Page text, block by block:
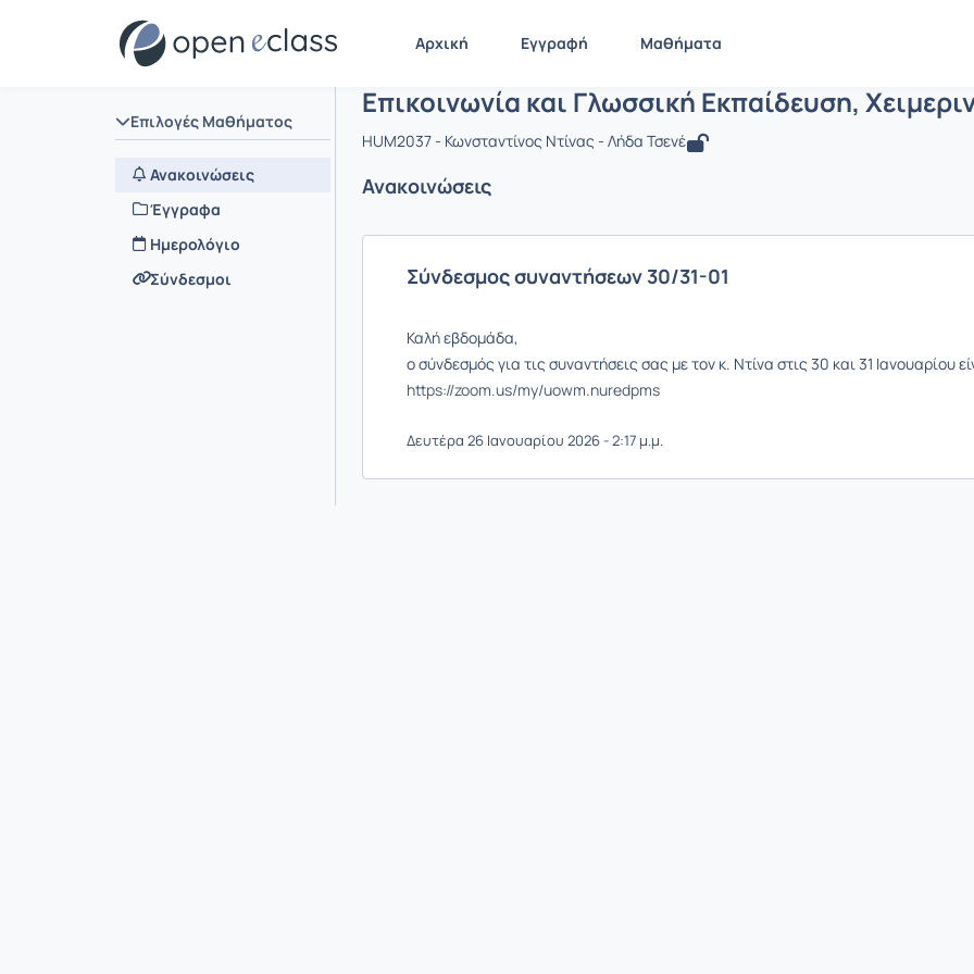
Αρχική Εγγραφή Μαθήματα
Επιλογές Μαθήματος
Ανακοινώσεις
Έγγραφα
Ημερολόγιο
Σύνδεσμοι
Αρχική Σελίδα Επικοινωνία και Γλωσσική Εκπαίδευση, Χειμερινό 2...
Μάθημα : Επικοινωνία και Γλωσσική
Επικοινωνία και Γλωσσική Εκπαίδευση,
HUM2037 - Κωνσταντίνος Ντίνας - Λήδα Τσενέ
Ανακοινώσεις
Σύνδεσμος συναντήσεων 30/31-01
Καλή εβδομάδα,
ο σύνδεσμός για τις συναντήσεις σας με τον κ. Ντίνα στις 30 και 31 Ιανουαρίου
https://zoom.us/my/uowm.nuredpms
Δευτέρα 26 Ιανουαρίου 2026 - 2:17 μ.μ.